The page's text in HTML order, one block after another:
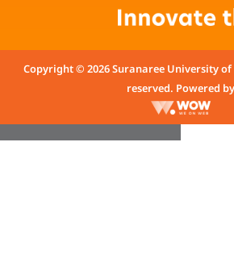
Copyright © 2026 Suranaree University
reserved. Powered by